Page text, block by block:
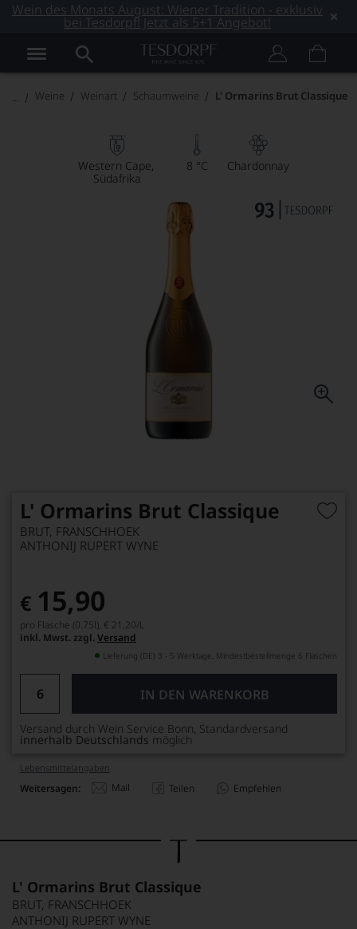
Wein des Monats August: Wiener Tradition - exklusiv
bei Tesdorpf! Jetzt als 5+1 Angebot!
Weine Weinart Schaumweine L' Ormarins Brut Classique
Western Cape
Südafrika
8 °C Chardonnay
L' Ormarins Brut Classique
BRUT, FRANSCHHOEK
ANTHONIJ RUPERT WYNE
€ 15,90
pro Flasche (0.75l), € 21,20/L
inkl. Mwst. zzgl. Versand
Lieferung (DE) 3 - 5 Werktage, Mindestbestellmenge 6 Flaschen
IN DEN WARENKORB
Versand durch Wein Service Bonn, Standardversand
innerhalb Deutschlands möglich
Lebensmittel­angaben
Weitersagen: Mail Teilen Empfehlen
L' Ormarins Brut Classique
BRUT, FRANSCHHOEK
ANTHONIJ RUPERT WYNE